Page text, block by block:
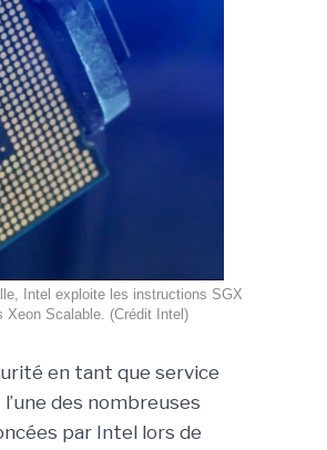
Intel exploite les instructions SGX
Xeon Scalable. (Crédit Intel)
en tant que service
des nombreuses
par Intel lors de